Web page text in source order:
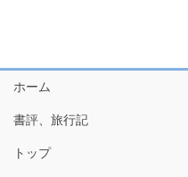
ホーム
書評、旅行記
トップ